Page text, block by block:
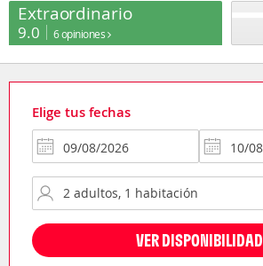
Extraordinario
9.0 6 opiniones
Elige tus fechas
VER DISPONIBILIDAD